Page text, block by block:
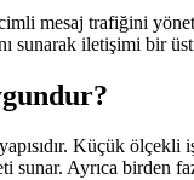
mesaj trafiğini
sunarak iletişimi bir üst
Küçük
Ayrıca birden